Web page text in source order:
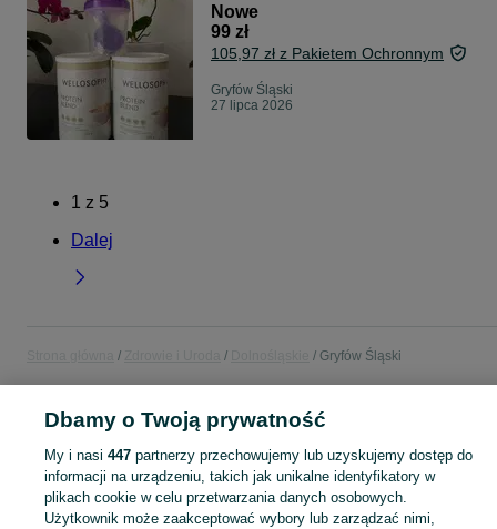
Nowe
99 zł
105,97 zł z Pakietem Ochronnym
Gryfów Śląski
27 lipca 2026
1 z 5
Dalej
Gryfów Śląski
ZDROWIE I URODA
KATEGORIA
Dbamy o Twoją prywatność
My i nasi 447partnerzy przechowujemy lub uzyskujemy dostęp do
informacji na urządzeniu, takich jak unikalne identyfikatory w
plikach cookie w celu przetwarzania danych osobowych.
Użytkownik może zaakceptować wybory lub zarządzać nimi,